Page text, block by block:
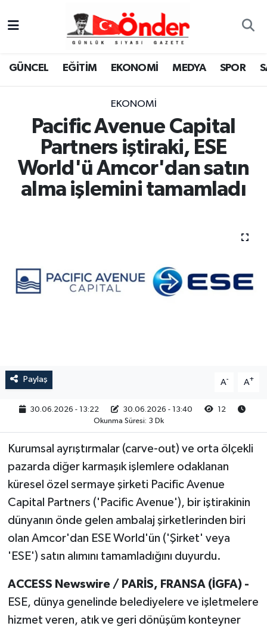
GÜNCEL EĞİTİM EKONOMİ MEDYA SPOR
EKONOMİ
Pacific Avenue Capital
Partners iştiraki, ESE
World'ü Amcor'dan satın
alma işlemini tamamladı
Paylaş A- A+
30.06.2026 - 13:22 30.06.2026 - 13:40
12
Okunma Süresi: 3 Dk
Kurumsal ayrıştırmalar (carve-out) ve orta ölçekli
pazarda diğer karmaşık işlemlere odaklanan
küresel özel sermaye şirketi Pacific Avenue
Capital Partners ('Pacific Avenue'), bir iştirakinin
dünyanın önde gelen ambalaj şirketlerinden biri
olan Amcor'dan ESE World'ün ('Şirket' veya
'ESE') satın alımını tamamladığını duyurdu.
ACCESS Newswire / PARİ S, FRANSA (İGFA) -
ESE, dünya genelinde belediyelere ve işletmelere
hizmet veren, atık ve geri dönüşüm konteyner
GÜNCEL
MEDYA
SPOR
SAĞLIK
RESMİ İLAN
Zonguldak Nöbetçi Eczaneler
Zonguldak Namaz Vakitleri
Zonguldak Trafik Yoğunluk Haritası
TFF 3.Lig 4.Grup Puan Durumu ve Fikstür
Tüm Manşetler